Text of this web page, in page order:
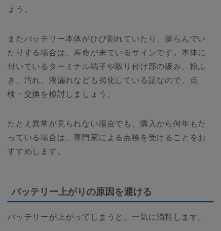
ょう。
またバッテリー本体がひび割れていたり、膨らんでい
たりする場合は、寿命が来ているサインです。本体に
付いているターミナル端子や取り付け部の緩み、粉ふ
き、汚れ、液漏れなども劣化している証なので、点
検・交換を検討しましょう。
たとえ異常が見られない場合でも、購入から何年もた
っている場合は、専門家による点検を受けることをお
すすめします。
バッテリー上がりの原因を避ける
バッテリーが上がってしまうと、一気に消耗します。